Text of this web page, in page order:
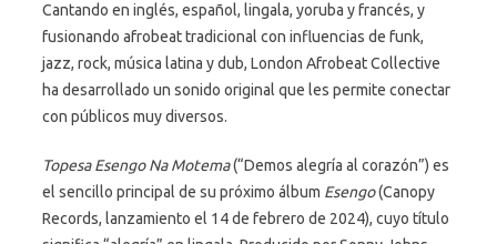
Cantando en inglés, español, lingala, yoruba y francés, y
fusionando afrobeat tradicional con influencias de funk,
jazz, rock, música latina y dub, London Afrobeat Collective
ha desarrollado un sonido original que les permite conectar
con públicos muy diversos.
Topesa Esengo Na Motema(“Demos alegría al corazón”) es
el sencillo principal de su próximo álbum Esengo(Canopy
Records, lanzamiento el 14 de febrero de 2024), cuyo título